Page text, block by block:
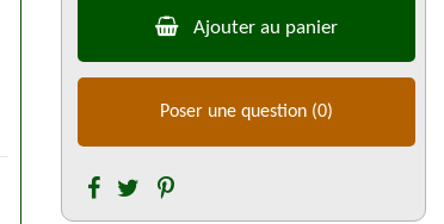
Ajouter au panier
Poser une question (0)